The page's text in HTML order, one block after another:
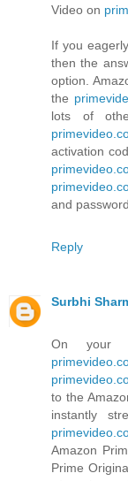
Video on
If you
then the
option.
the
lots of
activation
and
Reply
Surbhi
On your
to the
instantly
Amazon
Prime